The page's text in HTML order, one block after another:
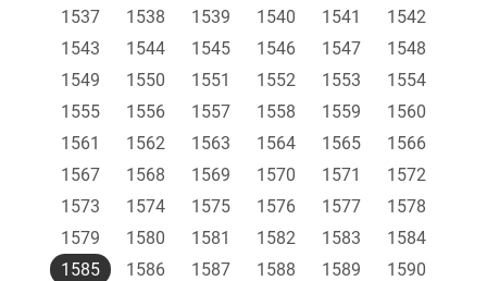
1537
1538 1539 1540 1541
1542
1543
1544 1545 1546 1547
1548
1549
1550 1551 1552 1553
1554
1555
1556 1557 1558 1559
1560
1561
1562 1563 1564 1565
1566
1567
1568 1569 1570 1571
1572
1573
1574 1575 1576 1577
1578
1579
1580 1581 1582 1583
1584
1585
1586 1587 1588 1589
1590